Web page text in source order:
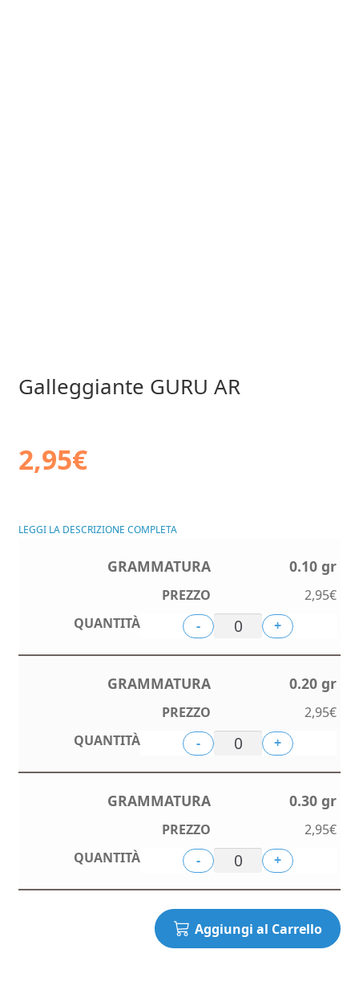
Galleggiante GURU AR
2,95€
LEGGI LA DESCRIZIONE COMPLETA
0.10 gr
2,95€
-
+
0.20 gr
2,95€
-
+
0.30 gr
2,95€
-
+
Aggiungi al Carrello